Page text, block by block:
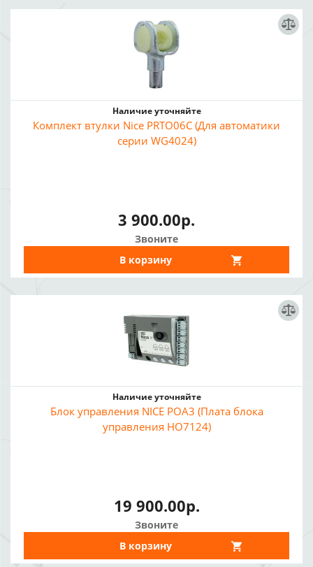
Наличие уточняйте
Комплект втулки Nice PRTO06C (Для автоматики
серии WG4024)
3 900.00р.
Звоните
В корзину
Наличие уточняйте
Блок управления NICE POA3 (Плата блока
управления HO7124)
19 900.00р.
Звоните
В корзину